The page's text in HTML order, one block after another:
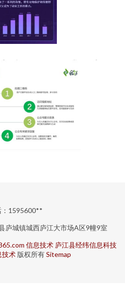
：1595600**
庐城镇城西庐江大市场A区9幢9室
信息技术 庐江县经纬信息科技
技术 版权所有Sitemap